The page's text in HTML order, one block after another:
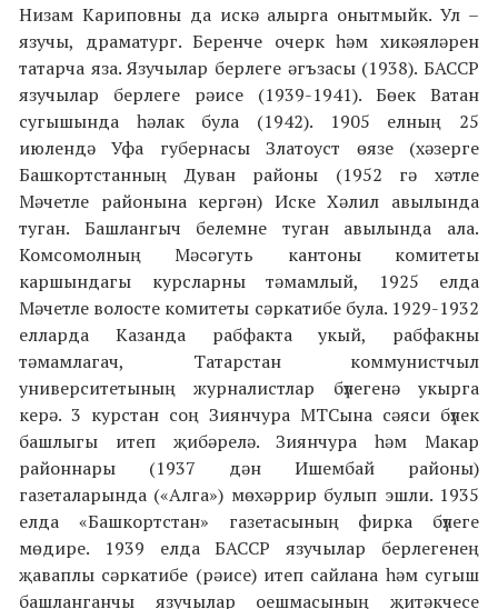
Низам Кариповны да искә алырга онытмыйк. Ул –
язучы, драматург. Беренче очерк һәм хикәяләрен
татарча яза. Язучылар берлеге әгъзасы (1938). БАССР
язучылар берлеге рәисе (1939-1941). Бөек Ватан
сугышында һәлак була (1942). 1905 елның 25
июлендә Уфа губернасы Златоуст өязе (хәзерге
Башкортстанның Дуван районы (1952 гә хәтле
Мәчетле районына кергән) Иске Хәлил авылында
туган. Башлангыч белемне туган авылында ала.
Комсомолның Мәсәгуть кантоны комитеты
каршындагы курсларны тәмамлый, 1925 елда
Мәчетле волосте комитеты сәркатибе була. 1929-1932
елларда Казанда рабфакта укый, рабфакны
тәмамлагач, Татарстан коммунистчыл
университетының журналистлар бүлегенә укырга
керә. 3 курстан соң Зиянчура МТСына сәяси бүлек
башлыгы итеп җибәрелә. Зиянчура һәм Макар
районнары (1937 дән Ишембай районы)
газеталарында («Алга») мөхәррир булып эшли. 1935
елда «Башкортстан» газетасының фирка бүлеге
мөдире. 1939 елда БАССР язучылар берлегенең
җаваплы сәркатибе (рәисе) итеп сайлана һәм сугыш
башланганчы язучылар оешмасының җитәкчесе